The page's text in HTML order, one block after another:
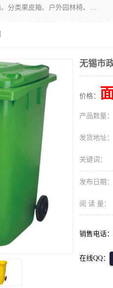
苏州多麦公共设施有限公司是一家苏州垃圾桶厂家，主营：塑料垃圾桶、分类果皮箱、户外园林椅、保安岗亭等产品厂家。全国统一热线电话：17105580222。公司组建完善的团队。设计人员，能根据客户要求，提供适合的设计方案，来满足客户的需求。
无锡市
价格：
产品数量：
发货地址：
关键词：
发布日期：
阅 读 量：
销售电话：
在线QQ：